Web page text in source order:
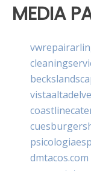
MEDIA
dmtacos.com